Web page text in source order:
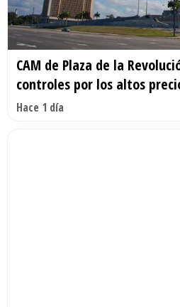
CAM de Plaza de la
controles por los altos
Hace 1 día